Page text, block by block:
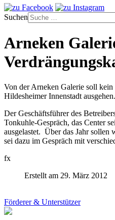
Suchen
Arneken
Von der Arneken Galerie soll
Hildesheimer Innenstadt ausgehen.
Der Geschäftsführer des
Tonkuhle-Gespräch, das Center
ausgelastet. Über das Jahr sollen
sei dazu im Gespräch mit
fx
Erstellt am 29. März 2012
Förderer & Unterstützer